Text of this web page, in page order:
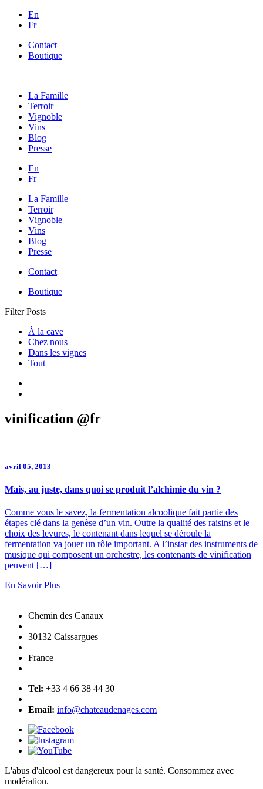
En
Fr
Contact
Boutique
La Famille
Terroir
Vignoble
Vins
Blog
Presse
En
Fr
La Famille
Terroir
Vignoble
Vins
Blog
Presse
Contact
Boutique
Filter Posts
À la cave
Chez nous
Dans les vignes
Tout
vinification @fr
avril 05, 2013
Mais, au juste, dans quoi se produit l’alchimie du vin ?
Comme vous le savez, la fermentation alcoolique fait partie des
étapes clé dans la genèse d’un vin. Outre la qualité des raisins et le
choix des levures, le contenant dans lequel se déroule la
fermentation va jouer un rôle important. A l’instar des instruments de
musique qui composent un orchestre, les contenants de vinification
peuvent […]
En Savoir Plus
Chemin des Canaux
30132 Caissargues
France
Tel: +33 4 66 38 44 30
Email: info@chateaudenages.com
L'abus d'alcool est dangereux pour la santé. Consommez avec
modération.